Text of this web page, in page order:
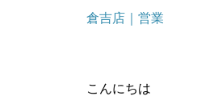
倉吉店｜営業
こんにちは